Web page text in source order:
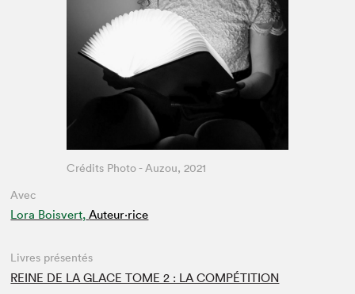
Avec
Lora Boisvert, Auteur·rice
Crédits Photo - Auzou, 2021
Livres présentés
REINE DE LA GLACE TOME 2 : LA COMPÉTITION